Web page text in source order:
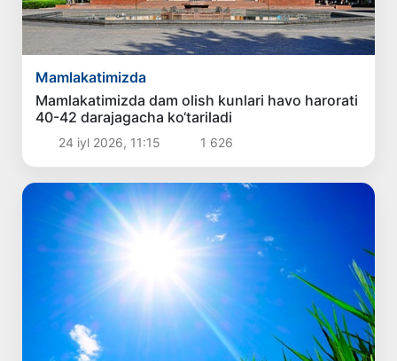
Mamlakatimizda
Mamlakatimizda dam olish kunlari havo harorati
40-42 darajagacha ko‘tariladi
24 iyl 2026, 11:15 1 626